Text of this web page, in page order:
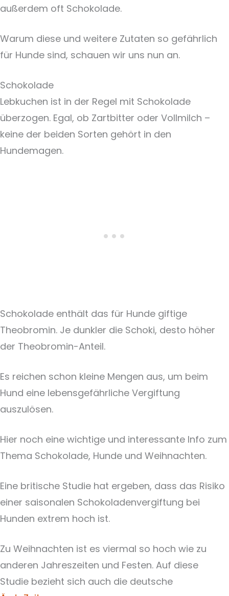
außerdem oft Schokolade.
Warum diese und weitere Zutaten so gefährlich
für Hunde sind, schauen wir uns nun an.
Schokolade
Lebkuchen ist in der Regel mit Schokolade
überzogen. Egal, ob Zartbitter oder Vollmilch –
keine der beiden Sorten gehört in den
Hundemagen.
Schokolade enthält das für Hunde giftige
Theobromin. Je dunkler die Schoki, desto höher
der Theobromin-Anteil.
Es reichen schon kleine Mengen aus, um beim
Hund eine lebensgefährliche Vergiftung
auszulösen.
Hier noch eine wichtige und interessante Info zum
Thema Schokolade, Hunde und Weihnachten.
Eine britische Studie hat ergeben, dass das Risiko
einer saisonalen Schokoladenvergiftung bei
Hunden extrem hoch ist.
Zu Weihnachten ist es viermal so hoch wie zu
anderen Jahreszeiten und Festen. Auf diese
Studie bezieht sich auch die deutsche